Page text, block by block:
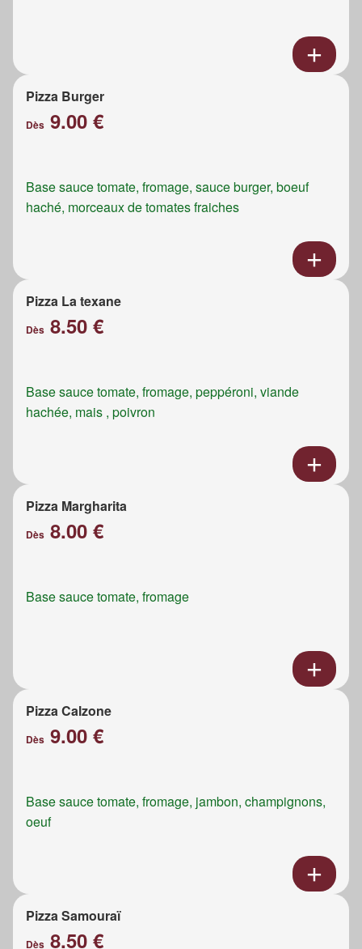
Pizza Burger
Dès 9.00 €
Base sauce tomate, fromage, sauce burger, boeuf
haché, morceaux de tomates fraiches
Pizza La texane
Dès 8.50 €
Base sauce tomate, fromage, peppéroni, viande
hachée, mais , poivron
Pizza Margharita
Dès 8.00 €
Base sauce tomate, fromage
Pizza Calzone
Dès 9.00 €
Base sauce tomate, fromage, jambon, champignons,
oeuf
Pizza Samouraï
Dès 8.50 €